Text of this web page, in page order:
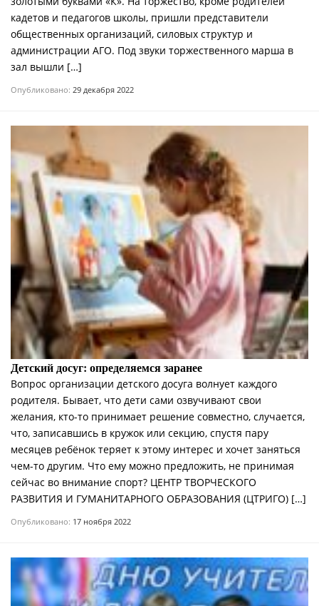
кадетов и педагогов школы, пришли представители
общественных организаций, силовых структур и
администрации АГО. Под звуки торжественного марша в
зал вышли […]
Опубликовано: 29 декабря 2022
Детский досуг: определяемся заранее
Вопрос организации детского досуга волнует каждого
родителя. Бывает, что дети сами озвучивают свои
желания, кто-то принимает решение совместно, случается,
что, записавшись в кружок или секцию, спустя пару
месяцев ребёнок теряет к этому интерес и хочет заняться
чем-то другим. Что ему можно предложить, не принимая
сейчас во внимание спорт? ЦЕНТР ТВОРЧЕСКОГО
РАЗВИТИЯ И ГУМАНИТАРНОГО ОБРАЗОВАНИЯ (ЦТРИГО) […]
Опубликовано: 17 ноября 2022